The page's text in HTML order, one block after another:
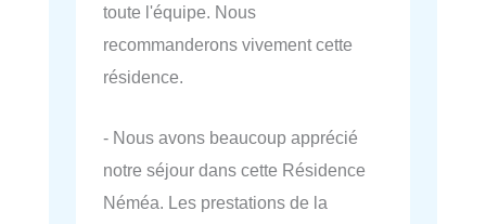
toute l'équipe. Nous
recommanderons vivement cette
résidence.
- Nous avons beaucoup apprécié
notre séjour dans cette Résidence
Néméa. Les prestations de la